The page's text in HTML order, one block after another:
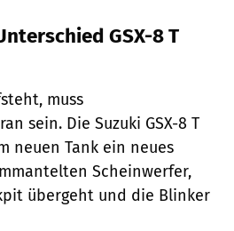
GSX-8 T
muss
sein. Die Suzuki GSX-8 T
neuen Tank ein neues
Scheinwerfer,
übergeht und die Blinker